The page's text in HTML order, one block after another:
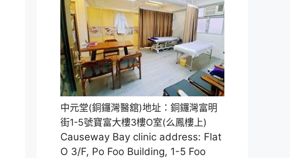
中元堂(銅鑼灣醫舘)地址：銅鑼灣富明
街1-5號寶富大樓3樓O室(么鳳樓上)
Causeway Bay clinic address: Flat
O 3/F, Po Foo Building, 1-5 Foo